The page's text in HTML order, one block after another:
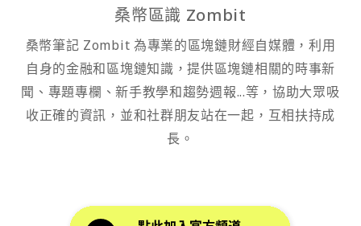
桑幣區識 Zombit
桑幣筆記 Zombit 為專業的區塊鏈財經自媒體，利用
自身的金融和區塊鏈知識，提供區塊鏈相關的時事新
聞、專題專欄、新手教學和趨勢週報...等，協助大眾吸
收正確的資訊，並和社群朋友站在一起，互相扶持成
長。